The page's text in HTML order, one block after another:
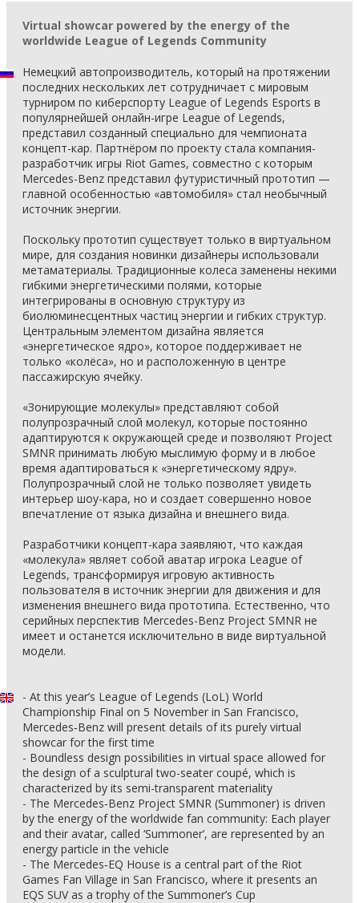
Virtual showcar powered by the energy of the
worldwide League of Legends Community
Немецкий автопроизводитель, который на протяжении
последних нескольких лет сотрудничает с мировым
турниром по киберспорту League of Legends Esports в
популярнейшей онлайн-игре League of Legends,
представил созданный специально для чемпионата
концепт-кар. Партнёром по проекту стала компания-
разработчик игры Riot Games, совместно с которым
Mercedes-Benz представил футуристичный прототип —
главной особенностью «автомобиля» стал необычный
источник энергии.
Поскольку прототип существует только в виртуальном
мире, для создания новинки дизайнеры использовали
метаматериалы. Традиционные колеса заменены некими
гибкими энергетическими полями, которые
интегрированы в основную структуру из
биолюминесцентных частиц энергии и гибких структур.
Центральным элементом дизайна является
«энергетическое ядро», которое поддерживает не
только «колёса», но и расположенную в центре
пассажирскую ячейку.
«Зонирующие молекулы» представляют собой
полупрозрачный слой молекул, которые постоянно
адаптируются к окружающей среде и позволяют Project
SMNR принимать любую мыслимую форму и в любое
время адаптироваться к «энергетическому ядру».
Полупрозрачный слой не только позволяет увидеть
интерьер шоу-кара, но и создает совершенно новое
впечатление от языка дизайна и внешнего вида.
Разработчики концепт-кара заявляют, что каждая
«молекула» являет собой аватар игрока League of
Legends, трансформируя игровую активность
пользователя в источник энергии для движения и для
изменения внешнего вида прототипа. Естественно, что
серийных перспектив Mercedes-Benz Project SMNR не
имеет и останется исключительно в виде виртуальной
модели.
- At this year’s League of Legends (LoL) World
Championship Final on 5 November in San Francisco,
Mercedes‑Benz will present details of its purely virtual
showcar for the first time
- Boundless design possibilities in virtual space allowed for
the design of a sculptural two-seater coupé, which is
characterized by its semi-transparent materiality
- The Mercedes‑Benz Project SMNR (Summoner) is driven
by the energy of the worldwide fan community: Each player
and their avatar, called ‘Summoner’, are represented by an
energy particle in the vehicle
- The Mercedes‑EQ House is a central part of the Riot
Games Fan Village in San Francisco, where it presents an
EQS SUV as a trophy of the Summoner’s Cup